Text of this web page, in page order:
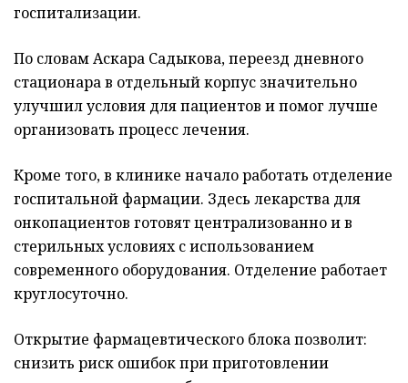
госпитализации.
По словам Аскара Садыкова, переезд дневного
стационара в отдельный корпус значительно
улучшил условия для пациентов и помог лучше
организовать процесс лечения.
Кроме того, в клинике начало работать отделение
госпитальной фармации. Здесь лекарства для
онкопациентов готовят централизованно и в
стерильных условиях с использованием
современного оборудования. Отделение работает
круглосуточно.
Открытие фармацевтического блока позволит:
снизить риск ошибок при приготовлении